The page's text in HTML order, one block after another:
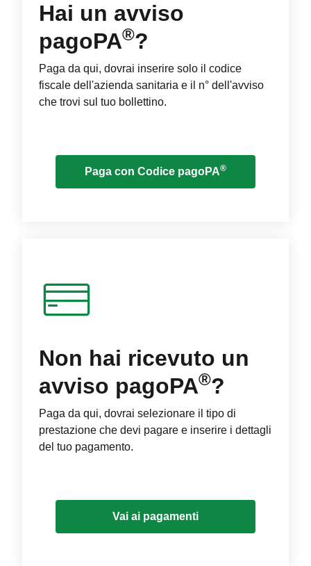
Hai un avviso
pagoPA®?
Paga da qui, dovrai inserire solo il codice
fiscale dell'azienda sanitaria e il n° dell'avviso
che trovi sul tuo bollettino.
Paga con Codice pagoPA®
Non hai ricevuto un
avviso pagoPA®?
Paga da qui, dovrai selezionare il tipo di
prestazione che devi pagare e inserire i dettagli
del tuo pagamento.
Vai ai pagamenti